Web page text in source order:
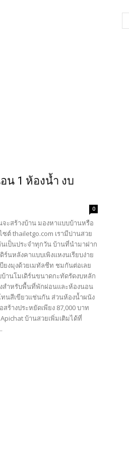
น 1 ห้องน้ำ งบ
0
ะสร้างบ้าน มองหาแบบบ้านหรือ
ต์ thailetgo.com เรามีบ่านสวย
เป็นประจำทุกวัน บ้านที่นำมาฝาก
นหลังคาแบบเพิงแหงนเรียบง่าย
ยงมุงด้วยเมทัลชีท ชมกันต่อเลย
านโมเดิร์นขนาดกะทัดรัดงบหลัก
สำหรับพื้นที่พักผ่อนและห้องนอน
นสีเขียวเเช่นกัน ส่วนห้องน้ำผนัง
ร้างประหยัดเพียง 87,000 บาท
บ้านสวยเพิ่มเติมได้ที่